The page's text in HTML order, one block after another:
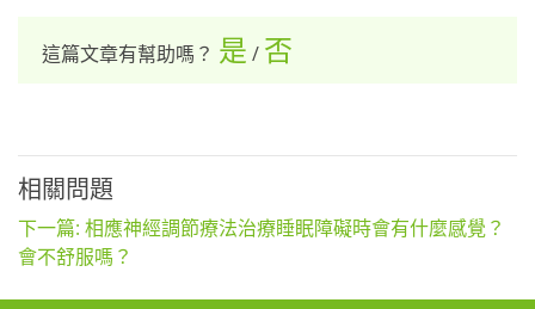
這篇文章有幫助嗎？ 是 / 否
相關問題
下一篇: 相應神經調節療法治療睡眠障礙時會有什麼感覺？
會不舒服嗎？